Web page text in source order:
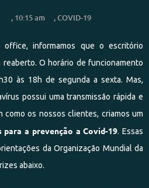
, 10:15 am ,COVID-19
informamos que o escritório
O horário de funcionamento
às 18h de segunda a sexta. Mas,
possui uma transmissão rápida e
como os nossos clientes, criamos um
para a prevenção a Covid-19. Essas
da Organização Mundial da
abaixo.